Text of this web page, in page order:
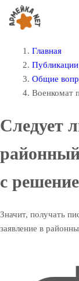
Главная
Публикации
Общие
Военкомат
Следует
районный
с
Значит, получать
заявление в